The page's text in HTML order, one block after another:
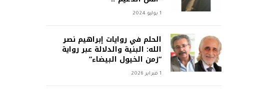
1 يوليو 2024
الحلم في روايات إبراهيم نصر
الله: البنية والدلالة عبر رواية
“زمن الخيول البيضاء”
1 فبراير 2026